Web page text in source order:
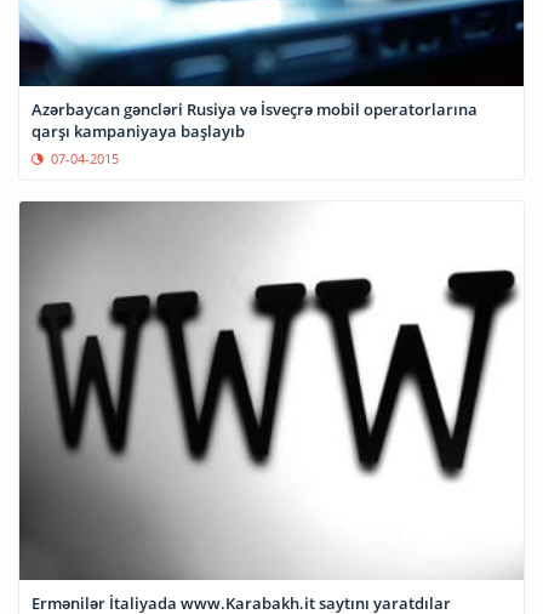
Azərbaycan gəncləri Rusiya və İsveçrə mobil operatorlarına
qarşı kampaniyaya başlayıb
07-04-2015
Ermənilər İtaliyada www.Karabakh.it saytını yaratdılar